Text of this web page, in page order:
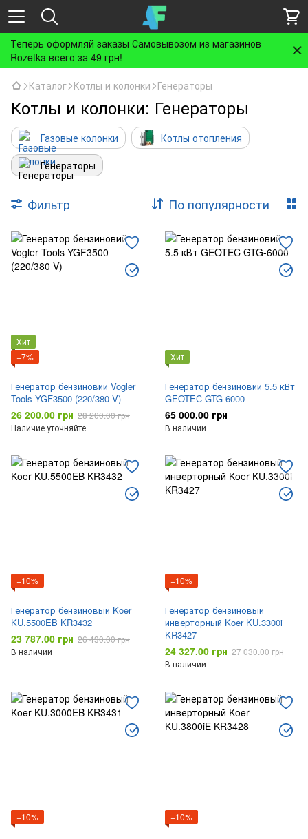
Теперь оформляй заказы Самовывозом из магазинов
Rozetka всего за 49 грн!
Каталог Котлы и колонки Генераторы
Котлы и колонки: Генераторы
Газовые колонки
Котлы отопления
Генераторы
Фильтр По популярности
Хит
−7%
Генератор бензиновий Vogler
Tools YGF3500 (220/380 V)
26 200.00 грн 28 200.00 грн
Наличие уточняйте
Хит
Генератор бензиновий 5.5 кВт
GEOTEC GTG-6000
65 000.00 грн
В наличии
−10%
Генератор бензиновый Koer
KU.5500EB KR3432
23 787.00 грн 26 430.00 грн
В наличии
−10%
Генератор бензиновый
инверторный Koer KU.3300i
KR3427
24 327.00 грн 27 030.00 грн
В наличии
−10% −10%